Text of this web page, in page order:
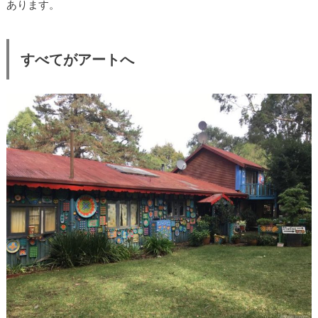
あります。
すべてがアートへ